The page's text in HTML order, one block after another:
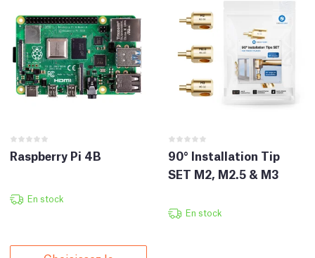
Raspberry Pi 4B
En stock
90° Installation Tip
SET M2, M2.5 & M3
En stock